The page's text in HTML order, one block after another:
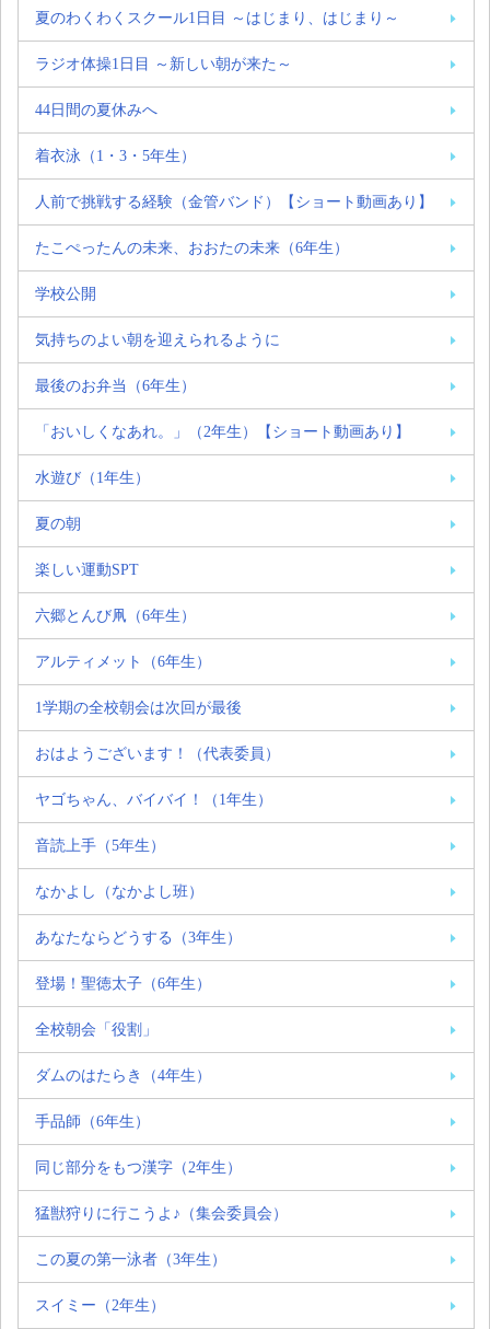
夏のわくわくスクール1日目 ～はじまり、はじまり～
ラジオ体操1日目 ～新しい朝が来た～
44日間の夏休みへ
着衣泳（1・3・5年生）
人前で挑戦する経験（金管バンド）【ショート動画あり】
たこぺったんの未来、おおたの未来（6年生）
学校公開
気持ちのよい朝を迎えられるように
最後のお弁当（6年生）
「おいしくなあれ。」（2年生）【ショート動画あり】
水遊び（1年生）
夏の朝
楽しい運動SPT
六郷とんび凧（6年生）
アルティメット（6年生）
1学期の全校朝会は次回が最後
おはようございます！（代表委員）
ヤゴちゃん、バイバイ！（1年生）
音読上手（5年生）
なかよし（なかよし班）
あなたならどうする（3年生）
登場！聖徳太子（6年生）
全校朝会「役割」
ダムのはたらき（4年生）
手品師（6年生）
同じ部分をもつ漢字（2年生）
猛獣狩りに行こうよ♪（集会委員会）
この夏の第一泳者（3年生）
スイミー（2年生）